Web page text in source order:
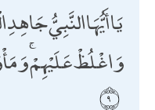
يَا أَيُّهَا النَّبِيُّ
وَاغْلُظْ عَلَيْهِمْ